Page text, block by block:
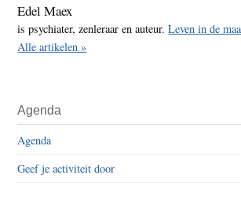
Edel Maex
is psychiater, zenleraar en auteur.Leven in de
Alle artikelen »
Agenda
Agenda
Geef je activiteit door